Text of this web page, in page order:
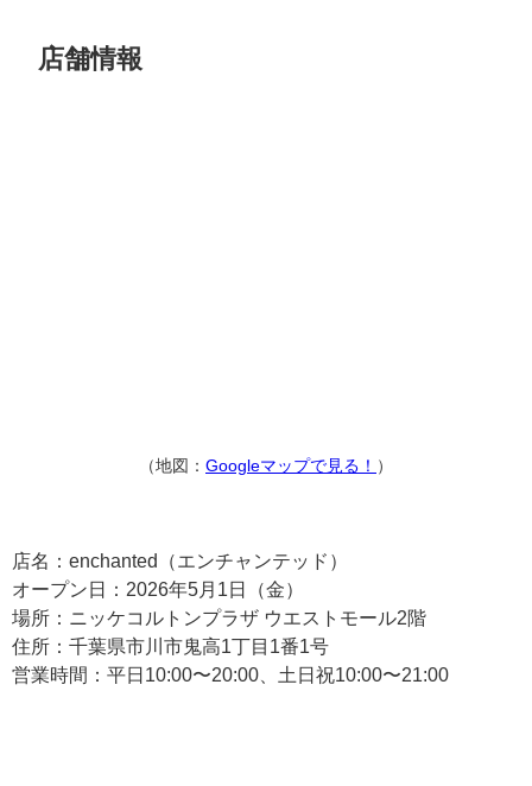
店舗情報
（地図： Googleマップで見る！ ）
店名：enchanted（エンチャンテッド）
オープン日：2026年5月1日（金）
場所：ニッケコルトンプラザ ウエストモール2階
住所：千葉県市川市鬼高1丁目1番1号
営業時間：平日10:00〜20:00、土日祝10:00〜21:00